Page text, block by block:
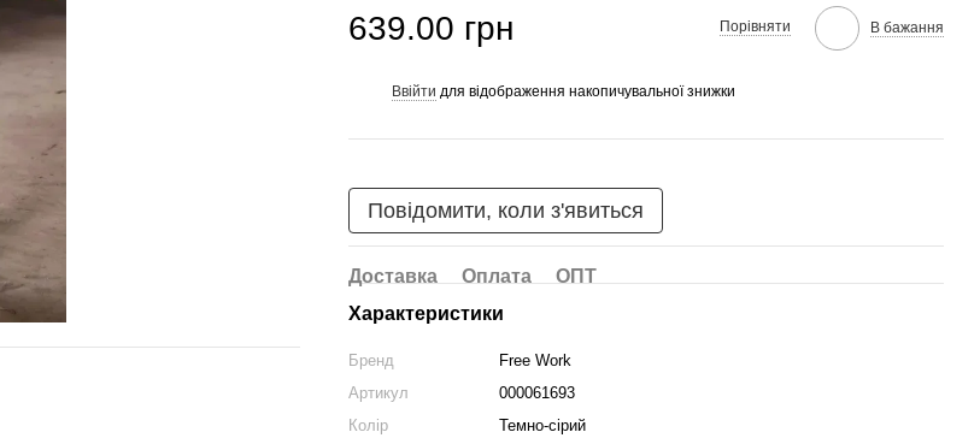
639.00 грн Порівняти В бажання
Ввійти для відображення накопичувальної знижки
Повідомити, коли з'явиться
Доставка Оплата
ОПТ
Характеристики
Бренд
Free Work
Артикул
000061693
Колір
Темно-сірий